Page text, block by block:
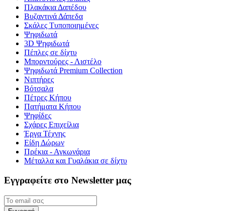
Πλακάκια Δαπέδου
Βυζαντινά Δάπεδα
Σκάλες Τυποποιημένες
Ψηφιδωτά
3D Ψηφιδωτά
Πέπλες σε δίχτυ
Μπορντούρες - Λιστέλο
Ψηφιδωτά Premium Collection
Νιπτήρες
Βότσαλα
Πέτρες Κήπου
Πατήματα Κήπου
Ψηφίδες
Σχάρες Επιχείλια
Έργα Τέχνης
Είδη Δώρων
Πρέκια - Αγκωνάρια
Μέταλλα και Γυαλάκια σε δίχτυ
Εγγραφείτε στο Newsletter μας